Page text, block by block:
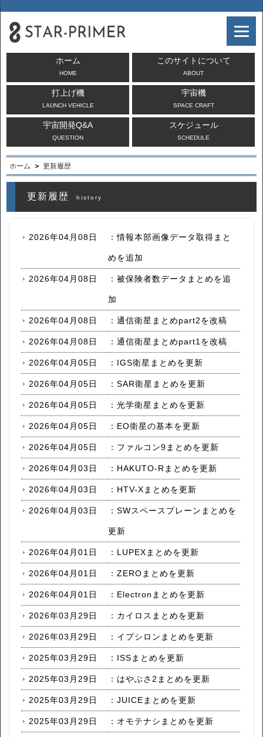
ホーム
HOME
このサイトについて
ABOUT
打上げ機
LAUNCH VEHICLE
宇宙機
SPACE CRAFT
宇宙開発Q&A
QUESTION
スケジュール
SCHEDULE
ホーム 更新履歴
更新履歴 history
2026年04月08日 ：情報本部画像データ取得まと
めを追加
2026年04月08日 ：被保険者数データまとめを追
加
2026年04月08日 ：通信衛星まとめpart2を改稿
2026年04月08日 ：通信衛星まとめpart1を改稿
2026年04月05日 ： IGS衛星まとめを更新
2026年04月05日 ：SAR衛星まとめを更新
2026年04月05日 ：光学衛星まとめを更新
2026年04月05日 ： EO衛星の基本を更新
2026年04月05日 ： ファルコン9まとめを更新
2026年04月03日 ： HAKUTO-Rまとめを更新
2026年04月03日 ： HTV-Xまとめを更新
2026年04月03日 ：SWスペースプレーンまとめを
更新
2026年04月01日 ： LUPEXまとめを更新
2026年04月01日 ：ZEROまとめを更新
2026年04月01日 ： Electronまとめを更新
2026年03月29日 ： カイロスまとめを更新
2026年03月29日 ： イプシロンまとめを更新
2025年03月29日 ： ISSまとめを更新
2025年03月29日 ： はやぶさ2まとめを更新
2025年03月29日 ：JUICEまとめを更新
2025年03月29日 ： オモテナシまとめを更新